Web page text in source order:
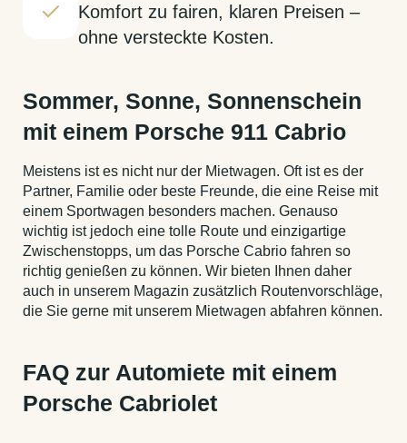
Komfort zu fairen, klaren Preisen –
ohne versteckte Kosten.
Sommer, Sonne, Sonnenschein
mit einem Porsche 911 Cabrio
Meistens ist es nicht nur der Mietwagen. Oft ist es der
Partner, Familie oder beste Freunde, die eine Reise mit
einem Sportwagen besonders machen. Genauso
wichtig ist jedoch eine tolle Route und einzigartige
Zwischenstopps, um das Porsche Cabrio fahren so
richtig genießen zu können. Wir bieten Ihnen daher
auch in unserem Magazin zusätzlich Routenvorschläge,
die Sie gerne mit unserem Mietwagen abfahren können.
FAQ zur Automiete mit einem
Porsche Cabriolet